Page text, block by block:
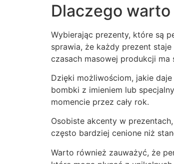
Dlaczego
Wybierając prezenty, które są
sprawia, że każdy prezent
czasach masowej produkcji ma
Dzięki możliwościom, jakie
bombki z imieniem lub
momencie przez cały rok.
Osobiste akcenty w
często bardziej cenione niż
Warto również zauważyć, że